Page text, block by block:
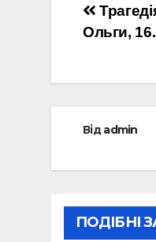
Ольги,
Відadmin
ПОДІБНІ